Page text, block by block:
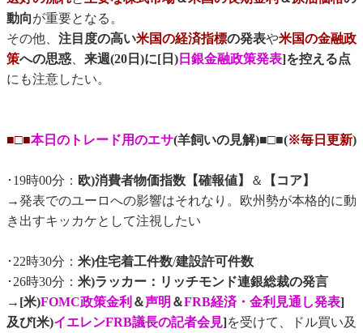
動向が重要となる。
その他、 注目度の高い米国の経済指標の発表や米国の金融政
策への思惑、 来週(20日)に[日) 日銀金融政策発表]を控える点
にも注意したい。
■□■本日のトレード用のエサ(羊飼いの見解)■□■(※毎日更新)
･19時00分： 欧)消費者物価指数【確報値】 ＆
【コア】
→発表でのユーロへの影響はそれなり。欧州勢が本格的に動
き出すキッカケとして注視したい
･22時30分： 米)住宅着工件数/建設許可件数
･26時30分： 米)ラッカー：リッチモンド連銀総裁の発言
→ [米)FOMC政策金利 ＆声明 ＆FRB経済・金利見通し発表]
及び[米)イエレンFRB議長の記者会見]を受けて、ドル買い及